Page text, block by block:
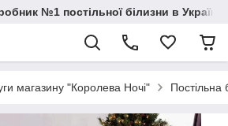
№1 постільної білизни в Україні
магазину "Королева Ночі" Постільна